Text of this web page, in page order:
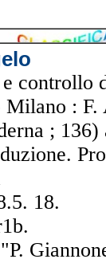
controllo
Milano :
;
18.